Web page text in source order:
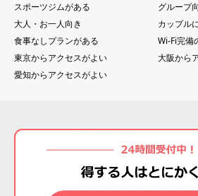
スポーツジムがある
グループ
大人・お一人向き
カップル
食事なしプランがある
Wi-Fi完備
東京からアクセスがよい
大阪から
愛知からアクセスがよい